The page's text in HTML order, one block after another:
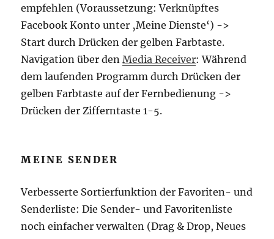
empfehlen (Voraussetzung: Verknüpftes
Facebook Konto unter ‚Meine Dienste‘) ->
Start durch Drücken der gelben Farbtaste.
Navigation über den Media Receiver: Während
dem laufenden Programm durch Drücken der
gelben Farbtaste auf der Fernbedienung ->
Drücken der Zifferntaste 1-5.
MEINE SENDER
Verbesserte Sortierfunktion der Favoriten- und
Senderliste: Die Sender- und Favoritenliste
noch einfacher verwalten (Drag & Drop, Neues